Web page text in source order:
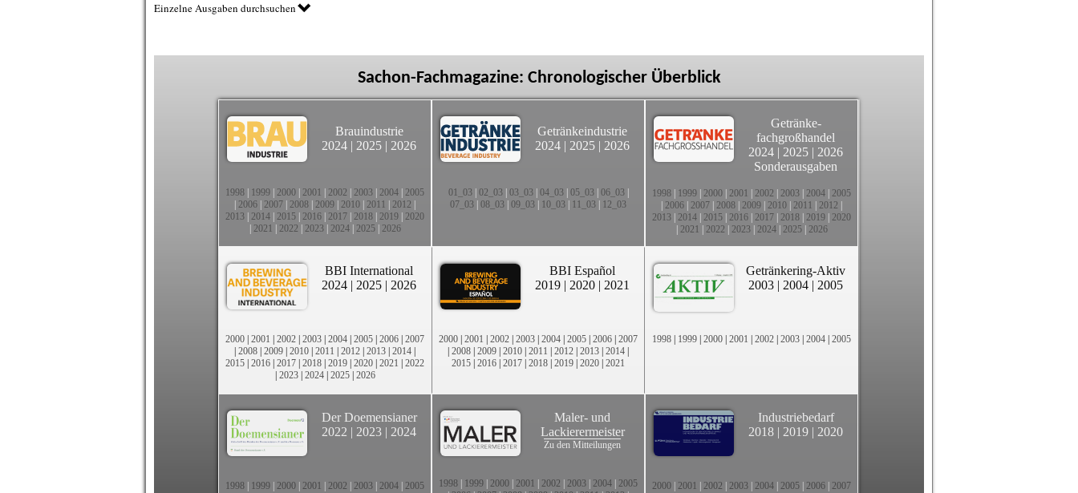
Einzelne Ausgaben durchsuchen
Sachon-Fachmagazine: Chronologischer Überblick
Brauindustrie
2024 | 2025 | 2026
1998 1999 2000 2001 2002 2003 2004 2005
2006 2007 2008 2009 2010 2011 2012
2013 2014 2015 2016 2017 2018 2019 2020
2021 2022 2023| 2024| 2025| 2026
Getränkeindustrie
2024 | 2025 | 2026
01_03| 02_03| 03_03| 04_03| 05_03| 06_03|
07_03 08_03 09_03 10_03 11_03 12_03
Getränke-
fachgroßhandel
2024 | 2025 | 2026
Sonderausgaben
1998 1999 2000 2001 2002 2003 2004 2005
2006 2007 2008 2009 2010 2011 2012
2013 2014 2015 2016 2017 2018 2019 2020
2021 2022 2023| 2024| 2025| 2026
BBI International
2024 | 2025 | 2026
2000 | 2001 | 2002 | 2003 | 2004 | 2005 | 2006 | 2007
| 2008 | 2009 | 2010 | 2011 | 2012 | 2013 | 2014 |
2015 | 2016 | 2017 | 2018 | 2019 | 2020 | 2021 | 2022
| 2023| 2024| 2025| 2026
BBI Español
2019 | 2020 | 2021
2000 | 2001 | 2002 | 2003 | 2004 | 2005 | 2006 | 2007
| 2008 | 2009 | 2010 | 2011 | 2012 | 2013 | 2014 |
2015 | 2016 | 2017 | 2018 | 2019 | 2020 | 2021
Getränkering-Aktiv
2003 | 2004 | 2005
1998 | 1999 | 2000 | 2001 | 2002 | 2003 | 2004 | 2005
Der Doemensianer
2022 | 2023 | 2024
1998 1999 2000 2001 2002 2003 2004 2005
Maler- und
Lackierermeister
Zu den Mitteilungen
1998 1999 2000 2001 2002 2003 2004 2005
Industriebedarf
2018 | 2019 | 2020
2000 2001 2002 2003 2004 2005 2006 2007